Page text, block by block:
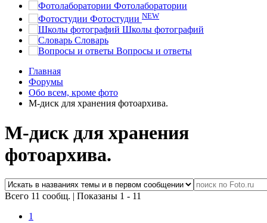
Фотолаборатории
Фотостудии NEW
Школы фотографий
Словарь
Вопросы и ответы
Главная
Форумы
Обо всем, кроме фото
M-диск для хранения фотоархива.
M-диск для хранения
фотоархива.
Всего 11 сообщ. | Показаны 1 - 11
1